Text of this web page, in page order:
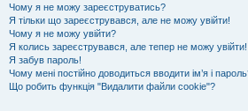
Чому я не можу зареєструватись?
Я тільки що зареєструвався, але не можу увійти!
Чому я не можу увійти?
Я колись зареєструвався, але тепер не можу увійти!
Я забув пароль!
Чому мені постійно доводиться вводити ім’я і
Що робить функція "Видалити файли cookie"?